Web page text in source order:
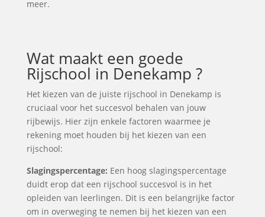
meer.
Wat maakt een goede
Rijschool in Denekamp ?
Het kiezen van de juiste rijschool in Denekamp is
cruciaal voor het succesvol behalen van jouw
rijbewijs. Hier zijn enkele factoren waarmee je
rekening moet houden bij het kiezen van een
rijschool:
Slagingspercentage: Een hoog slagingspercentage
duidt erop dat een rijschool succesvol is in het
opleiden van leerlingen. Dit is een belangrijke factor
om in overweging te nemen bij het kiezen van een